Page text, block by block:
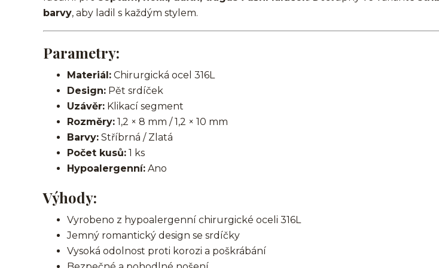
barvy, aby ladil s každým stylem.
Parametry:
Materiál: Chirurgická ocel 316L
Design: Pět srdíček
Uzávěr: Klikací segment
Rozměry: 1,2 × 8 mm / 1,2 × 10 mm
Barvy: Stříbrná / Zlatá
Počet kusů: 1 ks
Hypoalergenní: Ano
Výhody:
Vyrobeno z hypoalergenní chirurgické oceli 316L
Jemný romantický design se srdíčky
Vysoká odolnost proti korozi a poškrábání